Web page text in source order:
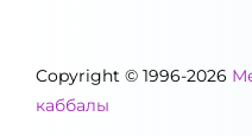
Copyright © 1996-2026
каббалы